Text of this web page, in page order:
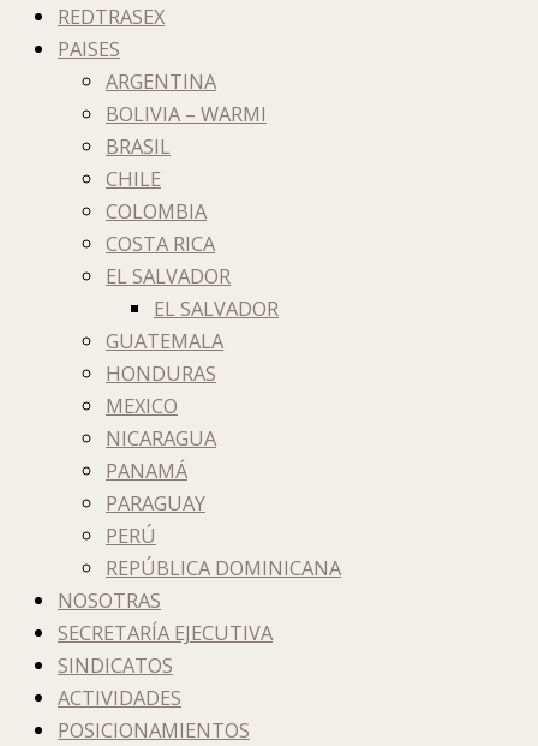
REDTRASEX
PAISES
ARGENTINA
BOLIVIA – WARMI
BRASIL
CHILE
COLOMBIA
COSTA RICA
EL SALVADOR
EL SALVADOR
GUATEMALA
HONDURAS
MEXICO
NICARAGUA
PANAMÁ
PARAGUAY
PERÚ
REPÚBLICA DOMINICANA
NOSOTRAS
SECRETARÍA EJECUTIVA
SINDICATOS
ACTIVIDADES
POSICIONAMIENTOS